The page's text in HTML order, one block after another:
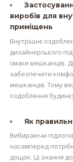
виробів для
приміщень
Внутрішнє
дизайнерського
смаки мешканців.
забезпечити
мешканців. Тому
оздоблення
Як
Вибираючи
насамперед
дощок. Ці знання